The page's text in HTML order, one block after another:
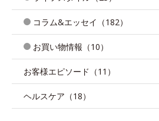
コラム&エッセイ（182）
お買い物情報（10）
お客様エピソード（11）
ヘルスケア（18）